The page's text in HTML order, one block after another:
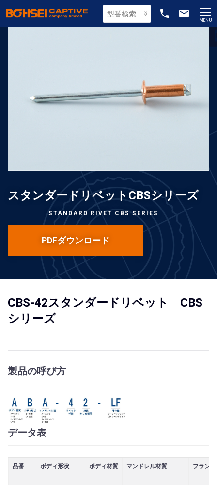
phone email
MENU
スタンダードリベットCBSシリーズ
STANDARD RIVET CBS SERIES
PDFダウンロード
CBS-42スタンダードリベット CBS
シリーズ
製品の呼び方
データ表
品番 ボディ形状 ボディ材質 マンドレル材質 フラン